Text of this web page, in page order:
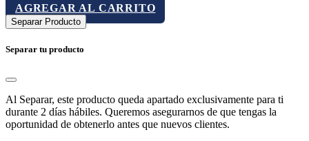
AGREGAR AL CARRITO
Separar Producto
Separar tu producto
Al Separar, este producto queda apartado exclusivamente para ti
durante 2 días hábiles. Queremos asegurarnos de que tengas la
oportunidad de obtenerlo antes que nuevos clientes.